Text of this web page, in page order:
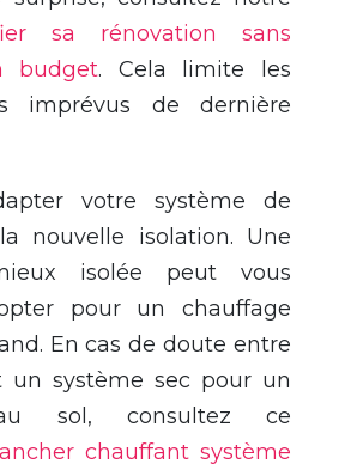
sa rénovation sans
budget. Cela limite les
imprévus de dernière
votre système de
nouvelle isolation. Une
isolée peut vous
pour un chauffage
En cas de doute entre
un système sec pour un
sol, consultez ce
chauffant système